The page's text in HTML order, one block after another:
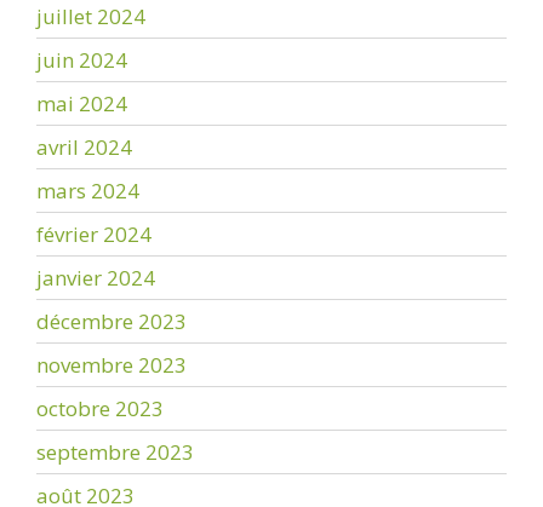
juillet 2024
juin 2024
mai 2024
avril 2024
mars 2024
février 2024
janvier 2024
décembre 2023
novembre 2023
octobre 2023
septembre 2023
août 2023